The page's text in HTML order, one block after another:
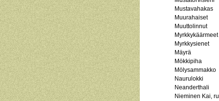
Mustavahakas
Muurahaiset
Muuttolinnut
Myrkkykäärmeet
Myrkkysienet
Mäyrä
Mökkipiha
Mölysammakko
Naurulokki
Neanderthali
Nieminen Kai,